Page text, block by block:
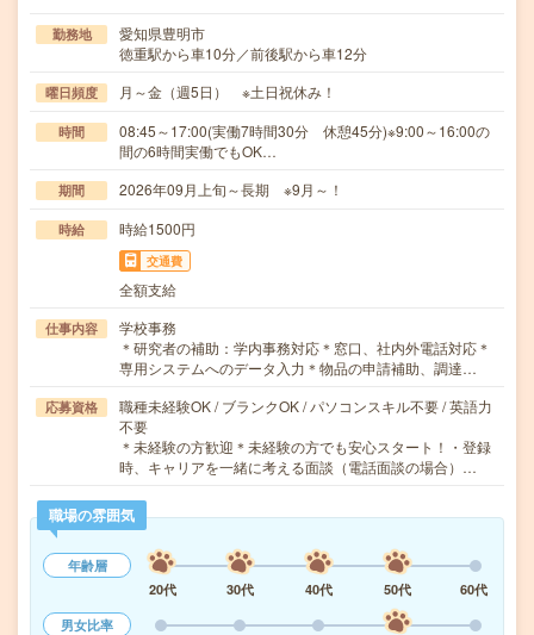
勤務地
愛知県豊明市
徳重駅から車10分／前後駅から車12分
曜日頻度 月～金（週5日） ※土日祝休み！
時間
08:45～17:00(実働7時間30分 休憩45分)※9:00～16:00の
間の6時間実働でもOK…
期間 2026年09月上旬～長期 ※9月～！
時給 時給1500円
交通費
全額支給
仕事内容
学校事務
＊研究者の補助：学内事務対応＊窓口、社内外電話対応＊
専用システムへのデータ入力＊物品の申請補助、調達…
応募資格
職種未経験OK / ブランクOK / パソコンスキル不要 / 英語力
不要
＊未経験の方歓迎＊未経験の方でも安心スタート！・登録
時、キャリアを一緒に考える面談（電話面談の場合）…
職場の雰囲気
年齢層
20代
30代 40代 50代
60代
男女比率